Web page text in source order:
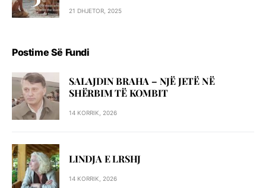
21 DHJETOR, 2025
Postime Së Fundi
SALAJDIN BRAHA – NJЁ JETЁ NЁ
SHЁRBIM TЁ KOMBIT
14 KORRIK, 2026
LINDJA E LRSHJ
14 KORRIK, 2026